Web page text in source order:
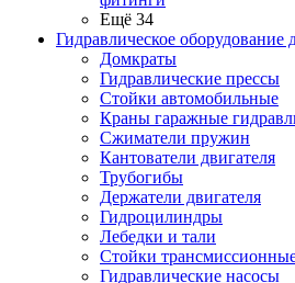
Ещё 34
Гидравлическое оборудование
Домкраты
Гидравлические прессы
Стойки автомобильные
Краны гаражные
Сжиматели пружин
Кантователи двигателя
Трубогибы
Держатели двигателя
Гидроцилиндры
Лебедки и тали
Стойки
Гидравлические насосы